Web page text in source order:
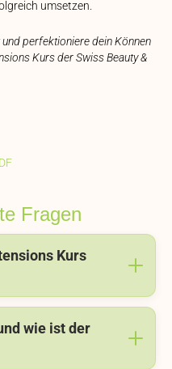
umsetzen.
perfektioniere dein Können
Kurs der Swiss Beauty &
Fragen
Kurs
wie ist der